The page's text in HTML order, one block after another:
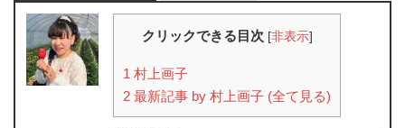
クリックできる目次 [非表示]
1 村上画子
2 最新記事 by 村上画子 (全て見る)